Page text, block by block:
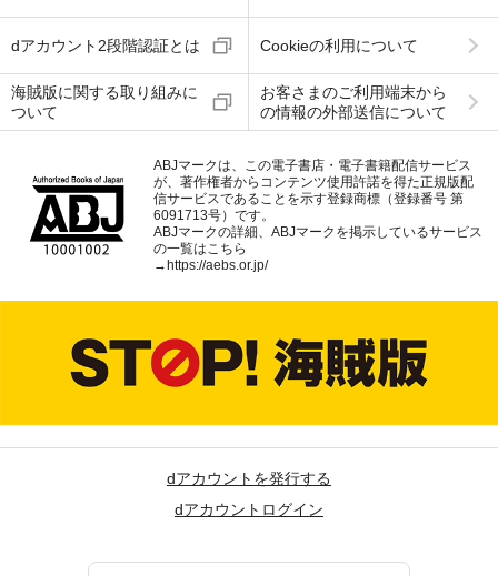
dアカウント2段階認証とは Cookieの利用について
海賊版に関する取り組みに
ついて
お客さまのご利用端末から
の情報の外部送信について
ABJマークは、この電子書店・電子書籍配信サービス
が、著作権者からコンテンツ使用許諾を得た正規版配
信サービスであることを示す登録商標（登録番号 第
6091713号）です。
ABJマークの詳細、ABJマークを掲示しているサービス
の一覧はこちら
→ https://aebs.or.jp/
dアカウントを発行する
dアカウントログイン